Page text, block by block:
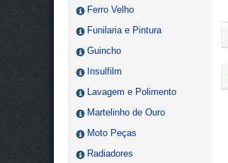
Ferro Velho
Funilaria e Pintura
Guincho
Insulfilm
Lavagem e Polimento
Martelinho de Ouro
Moto Peças
Radiadores